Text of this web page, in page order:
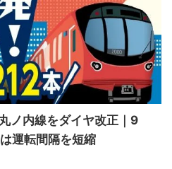
ノ内線をダイヤ改正｜9
運転間隔を短縮